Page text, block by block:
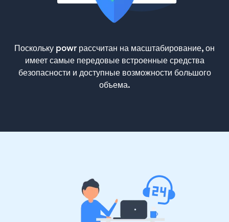
Поскольку powr рассчитан на масштабирование, он
имеет самые передовые встроенные средства
безопасности и доступные возможности большого
объема.